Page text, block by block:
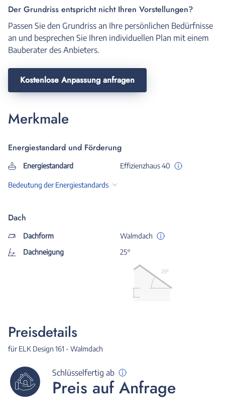
Der Grundriss entspricht nicht Ihren Vorstellungen?
Passen Sie den Grundriss an Ihre persönlichen Bedürfnisse
an und besprechen Sie Ihren individuellen Plan mit einem
Bauberater des Anbieters.
Kostenlose Anpassung anfragen
Merkmale
Energiestandard und Förderung
Energiestandard Effizienzhaus 40
Bedeutung der Energiestandards
Dach
Dachform
Walmdach
Dachneigung
25°
25º
Preisdetails
für ELK Design 161 - Walmdach
Schlüsselfertig ab
Preis auf Anfrage